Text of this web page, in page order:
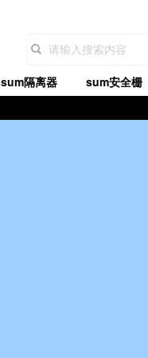
sum隔离器 sum安全栅